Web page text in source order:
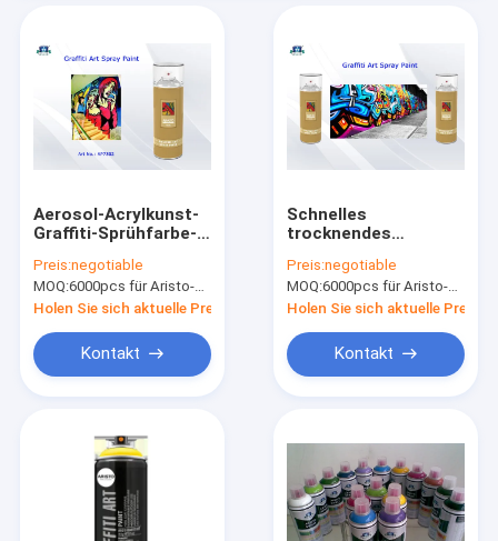
Aerosol-Acrylkunst-
Graffiti-Sprühfarbe-
mit Normal, Fluo,
metallische Farbe
Preis:negotiable
MOQ:6000pcs für Aristo-Marke, 15000pcs für Kundenmarke
Holen Sie sich aktuelle Preis
Kontakt
Schnelles
trocknendes
Ventil der kunst-
Graffiti-Sprühfarbe-
400ml und
niedrig/Hochdruck
Preis:negotiable
MOQ:6000pcs für Aristo-Marke, 15000pcs für Kundenmarke
Holen Sie sich aktuelle Preis
Kontakt